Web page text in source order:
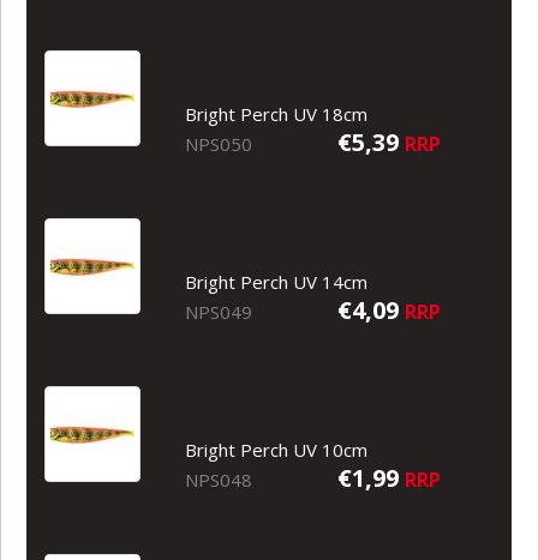
Bright Perch UV 18cm
NPS050
€5,39 RRP
Bright Perch UV 14cm
NPS049
€4,09 RRP
Bright Perch UV 10cm
NPS048
€1,99 RRP